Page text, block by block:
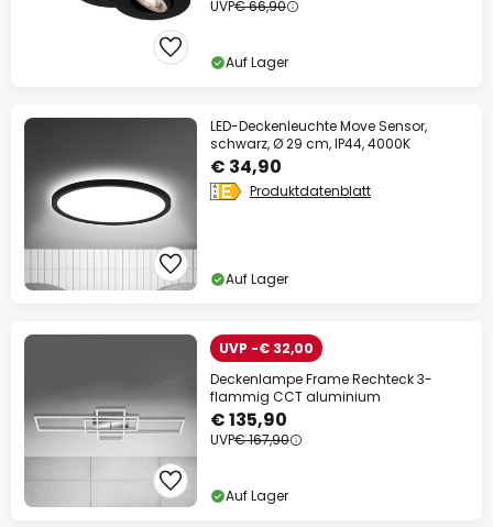
UVP€ 66,90
Auf Lager
LED-Deckenleuchte Move Sensor,
schwarz, Ø 29 cm, IP44, 4000K
€ 34,90
Produktdatenblatt
Auf Lager
UVP -€ 32,00
Deckenlampe Frame Rechteck 3-
flammig CCT aluminium
€ 135,90
UVP€ 167,90
Auf Lager